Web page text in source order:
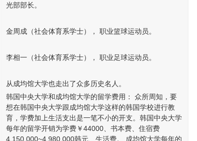
光部部长。
金周成（社会体育系学士）， 职业篮球运动员。
李相一（社会体育系学士）， 职业足球运动员。
从成均馆大学也走出了众多历史名人。
韩国中央大学和成均馆大学的留学费用： 众所周知，要
想在韩国中央大学跟成均馆大学这样的韩国学校进行教
育，学费加上生活支出是一笔不小的开支。韩国中央大学
每年的留学开销为学费￥44000、书本费、住宿费
4,150,000~4,980,000韩元、生活费。 成均馆大学每年的